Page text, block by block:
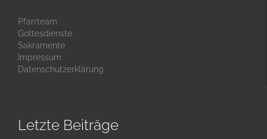
Pfarrteam
Gottesdienste
Sakramente
Impressum
Datenschutzerklärung
Letzte Beiträge